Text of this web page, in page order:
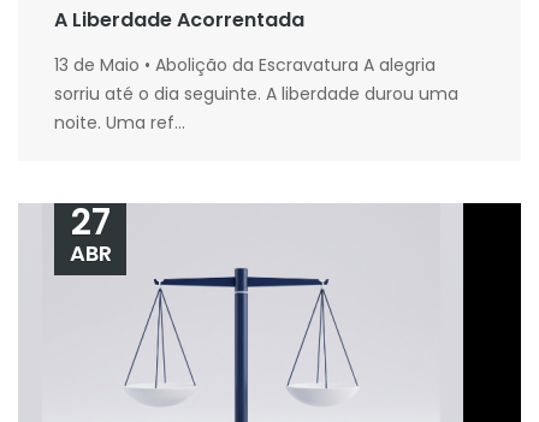
A Liberdade Acorrentada
13 de Maio • Abolição da Escravatura A alegria
sorriu até o dia seguinte. A liberdade durou uma
noite. Uma ref...
27
ABR